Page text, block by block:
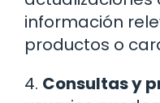
información
productos o
4. Consultas y